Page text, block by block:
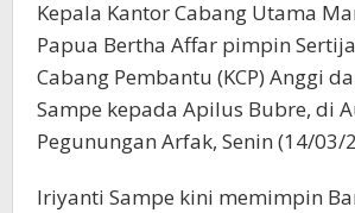
Kepala Kantor Cabang Utama
Papua Bertha Affar pimpin
Cabang Pembantu (KCP) Anggi
Sampe kepada Apilus Bubre, di
Pegunungan Arfak, Senin (14/03/
Iriyanti Sampe kini memimpin